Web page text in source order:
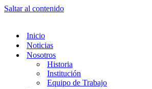
Saltar al contenido
Inicio
Noticias
Nosotros
Historia
Institución
Equipo de Trabajo